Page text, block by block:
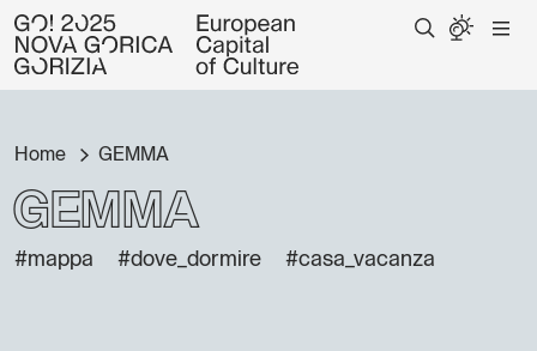
Home GEMMA
GEMMA
#mappa #dove_dormire #casa_vacanza